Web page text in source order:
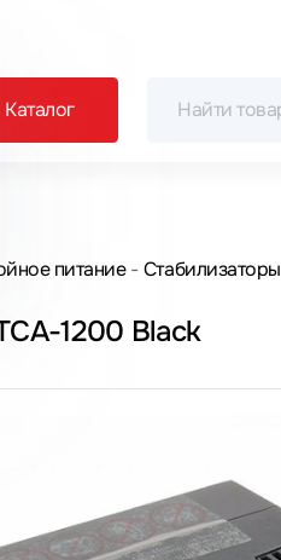
Каталог
питание Стабилизаторы
1200 Black